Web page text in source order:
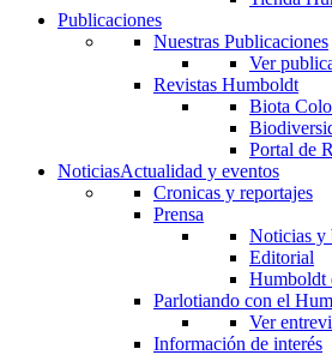
Publicaciones
Nuestras Publicaciones
Ver
Revistas Humboldt
Biota
Portal de
NoticiasActualidad y eventos
Cronicas y reportajes
Prensa
Noticias y
Editorial
Humboldt
Parlotiando con el
Ver
Información de interés